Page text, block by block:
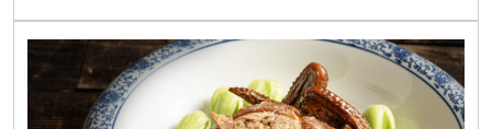
設計溫馨舒適，為顧客提供了一個愉悅的用餐體驗。▲
圖片來源：壽司郎 / 台灣壽司郎在2025年迎來了重要
的里程碑，隨著新北板橋新埔店的盛大開幕，壽司